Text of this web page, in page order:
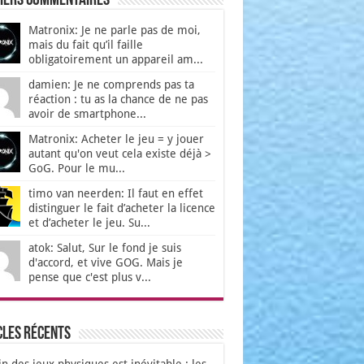
Matronix: Je ne parle pas de moi,
mais du fait qu’il faille
obligatoirement un appareil am...
damien: Je ne comprends pas ta
réaction : tu as la chance de ne pas
avoir de smartphone...
Matronix: Acheter le jeu = y jouer
autant qu'on veut cela existe déjà >
GoG. Pour le mu...
timo van neerden: Il faut en effet
distinguer le fait d’acheter la licence
et d’acheter le jeu. Su...
atok: Salut, Sur le fond je suis
d'accord, et vive GOG. Mais je
pense que c'est plus v...
récents